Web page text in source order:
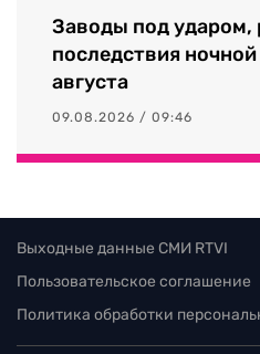
Заводы под ударом,
последствия
августа
09.08.2026 / 09:46
Выходные данные СМИ RTVI
Пользовательское соглашение
Политика обработки